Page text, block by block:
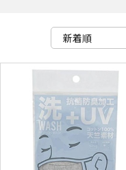
カテゴリから探す
スイーツ
お菓子
飲料
新着順
商品名
新着順
発売日順
価格が安い
価格が高い
お気に入り登録数